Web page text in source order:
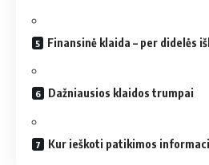
Finansinė klaida – per didelės
Dažniausios klaidos trumpai
Kur ieškoti patikimos